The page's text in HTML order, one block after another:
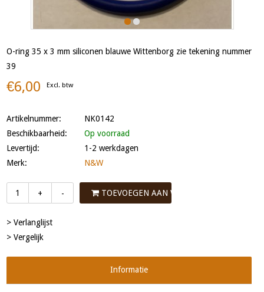
O-ring 35 x 3 mm siliconen blauwe Wittenborg zie tekening nummer
39
€6,00 Excl. btw
Artikelnummer:
NK0142
Beschikbaarheid:
Op voorraad
Levertijd:
1-2 werkdagen
Merk:
N&W
+ - TOEVOEGEN AAN WINKELWAGEN
> Verlanglijst
> Vergelijk
Informatie